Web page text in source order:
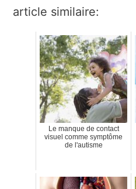
article similaire:
Le manque de contact
visuel comme symptôme
de l'autisme